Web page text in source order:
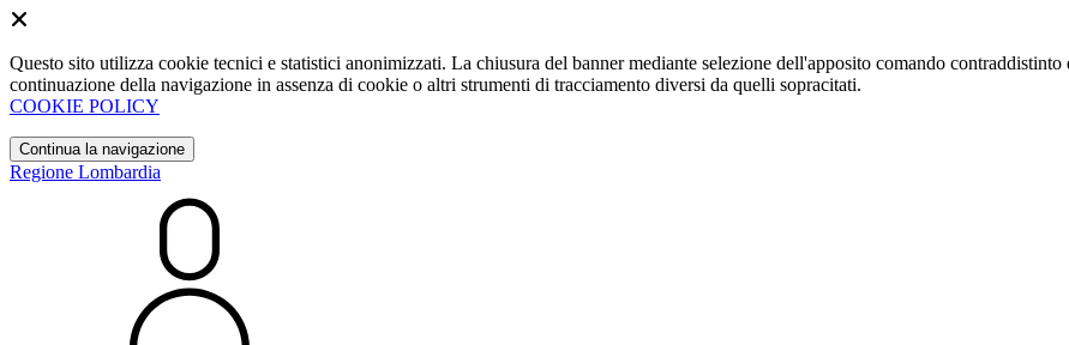
Questo sito utilizza cookie tecnici e statistici anonimizzati. La chiusura del banner mediante selezione dell'apposito comando
continuazione della navigazione in assenza di cookie o altri strumenti di tracciamento diversi da quelli sopracitati.
COOKIE POLICY
Continua la navigazione
Regione Lombardia